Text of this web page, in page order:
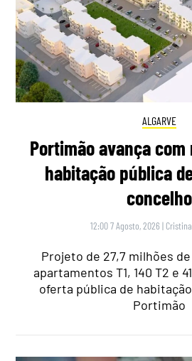
ALGARVE
Portimão avança
habitação pública
concelho
12:00 7 Agosto, 2026 |
Projeto de 27,7 milhões
apartamentos T1, 140 T2 e
oferta pública de
Portimão